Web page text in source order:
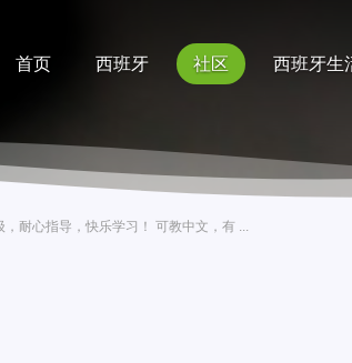
首页 西班牙 社区 西班牙生
，耐心指导，快乐学习！ 可教中文，有 ...